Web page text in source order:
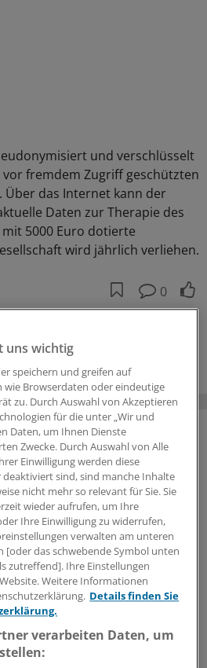
und verschlüsselt
fremdem Zugriff geschützten
das Internet kann der
Daten zur Therapie des
5000 Euro dotierte
wird jährlich verliehen.
0
Ernährung bei Kindern
bei Heranwachsenden kann
es auf die Umsetzung an.
erklärt, wann
ist und wann diese
könnte.
uns wichtig
speichern und greifen auf
wie Browserdaten oder eindeutige
zu. Durch Auswahl von Akzeptieren
für die unter „Wir und
Daten, um Ihnen Dienste
Zwecke. Durch Auswahl von Alle
Einwilligung werden diese
sind, sind manche Inhalte
nicht mehr so relevant für Sie. Sie
wieder aufrufen, um Ihre
Ihre Einwilligung zu widerrufen,
verwalten am unteren
[oder das schwebende Symbol unten
zutreffend]. Ihre Einstellungen
Weitere Informationen
Details finden Sie
verarbeiten Daten, um